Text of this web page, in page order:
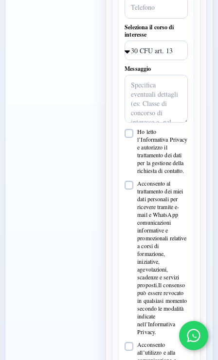
Seleziona il corso di
interesse
Messaggio
Ho letto
l’Informativa Privacy
e autorizzo il
trattamento dei dati
per la gestione della
richiesta di contatto.
Acconsento al
trattamento dei miei
dati personali per
ricevere tramite e-
mail e WhatsApp
comunicazioni
informative e
promozionali relative
a corsi di
formazione,
iniziative,
agevolazioni,
scadenze e servizi
proposti.Il consenso
può essere revocato
in qualsiasi momento
secondo le modalità
indicate
nell’Informativa
Privacy.
Acconsento
all’utilizzo e alla